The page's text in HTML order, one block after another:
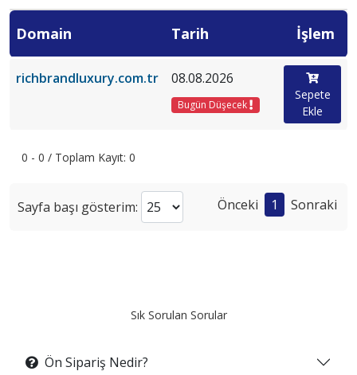
Domain Tarih İşlem
richbrandluxury.com.tr 08.08.2026
Bugün Düşecek
Sepete
Ekle
0 - 0 / Toplam Kayıt: 0
Sayfa başı gösterim: Önceki 1 Sonraki
Sık Sorulan Sorular
Ön Sipariş Nedir?